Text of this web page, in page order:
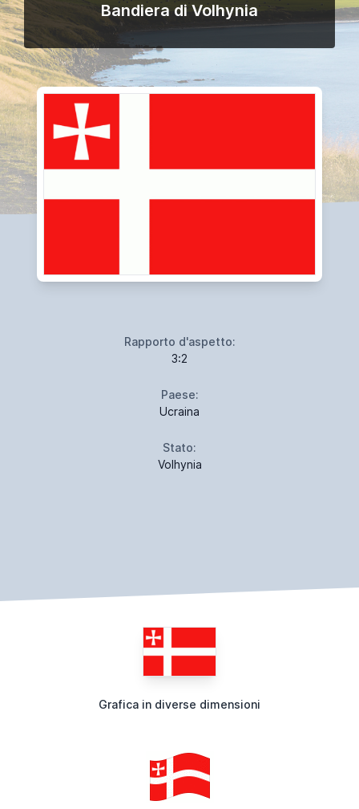
Bandiera di Volhynia
Rapporto d'aspetto:
3:2
Paese:
Ucraina
Stato:
Volhynia
Grafica in diverse dimensioni